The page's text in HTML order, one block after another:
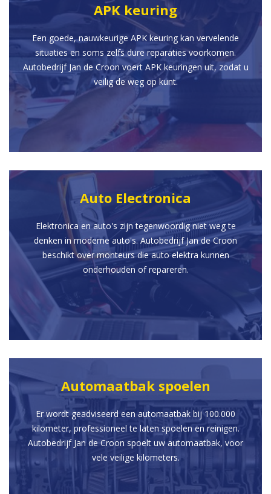
APK keuring
Een goede, nauwkeurige APK keuring kan vervelende
situaties en soms zelfs dure reparaties voorkomen.
Autobedrijf Jan de Croon voert APK keuringen uit, zodat u
veilig de weg op kunt.
Auto Electronica
Elektronica en auto's zijn tegenwoordig niet weg te
denken in moderne auto's. Autobedrijf Jan de Croon
beschikt over monteurs die auto elektra kunnen
onderhouden of repareren.
Automaatbak spoelen
Er wordt geadviseerd een automaatbak bij 100.000
kilometer, professioneel te laten spoelen en reinigen.
Autobedrijf Jan de Croon spoelt uw automaatbak, voor
vele veilige kilometers.